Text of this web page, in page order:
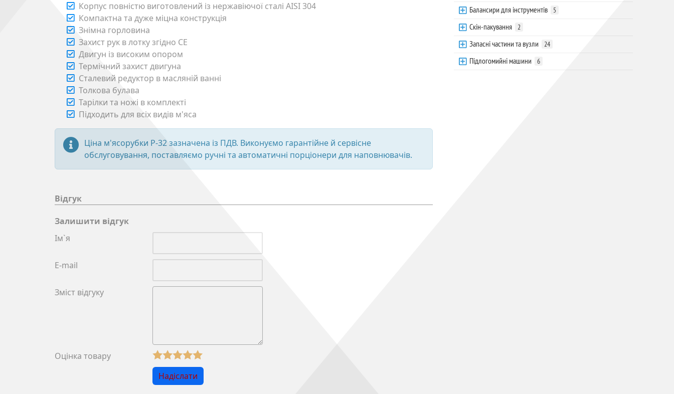
Корпус повністю виготовлений із нержавіючої сталі AISI 304
Компактна та дуже міцна конструкція
Знімна горловина
Захист рук в лотку згідно CE
Двигун із високим опором
Термічний захист двигуна
Сталевий редуктор в масляній ванні
Толкова булава
Тарілки та ножі в комплекті
Підходить для всіх видів м'яса
Ціна м'ясорубки P-32 зазначена із ПДВ. Виконуємо гарантійне й сервісне
обслуговування, поставляємо ручні та автоматичні порціонери для наповнювачів.
Відгук
Залишити відгук
Ім`я
E-mail
Зміст відгуку
Оцінка товару
Балансири для інструментів 5
Скін-пакування 2
Запасні частини та вузли 24
Підлогомийні машини 6